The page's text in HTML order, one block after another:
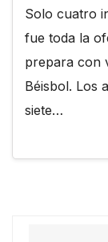
Solo cuatro
fue toda la
prepara con
Béisbol. Los
siete…